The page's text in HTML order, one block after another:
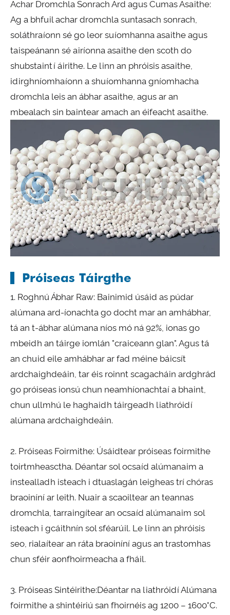
Achar Dromchla Sonrach Ard agus Cumas Asaithe:
Ag a bhfuil achar dromchla suntasach sonrach,
soláthraíonn sé go leor suíomhanna asaithe agus
taispeánann sé airíonna asaithe den scoth do
shubstaintí áirithe. Le linn an phróisis asaithe,
idirghníomhaíonn a shuíomhanna gníomhacha
dromchla leis an ábhar asaithe, agus ar an
mbealach sin baintear amach an éifeacht asaithe.
Próiseas Táirgthe
1. Roghnú Ábhar Raw: Bainimid úsáid as púdar
alúmana ard-íonachta go docht mar an amhábhar,
tá an t-ábhar alúmana níos mó ná 92%, ionas go
mbeidh an táirge iomlán "craiceann glan". Agus tá
an chuid eile amhábhar ar fad méine báicsít
ardchaighdeáin, tar éis roinnt scagacháin ardghrád
go próiseas ionsú chun neamhíonachtaí a bhaint,
chun ullmhú le haghaidh táirgeadh liathróidí
alúmana ardchaighdeáin.
2. Próiseas Foirmithe: Úsáidtear próiseas foirmithe
toirtmheasctha. Déantar sol ocsaíd alúmanaim a
instealladh isteach i dtuaslagán leigheas trí chóras
braoiníní ar leith. Nuair a scaoiltear an teannas
dromchla, tarraingítear an ocsaíd alúmanaim sol
isteach i gcáithnín sol sféarúil. Le linn an phróisis
seo, rialaítear an ráta braoiníní agus an trastomhas
chun sféir aonfhoirmeacha a fháil.
3. Próiseas Sintéirithe:Déantar na liathróidí Alúmana
foirmithe a shintéiriú san fhoirnéis ag 1200 – 1600°C.